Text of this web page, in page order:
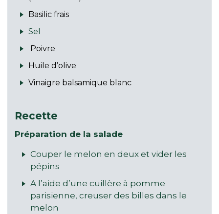
Basilic frais
Sel
Poivre
Huile d’olive
Vinaigre balsamique blanc
Recette
Préparation de la salade
Couper le melon en deux et vider les
pépins
A l’aide d’une cuillère à pomme
parisienne, creuser des billes dans le
melon